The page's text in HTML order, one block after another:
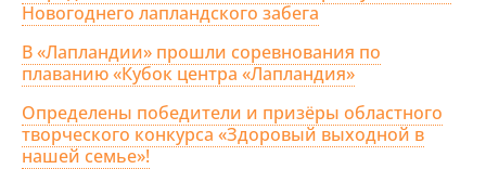
Новогоднего лапландского забега
В «Лапландии» прошли соревнования по
плаванию «Кубок центра «Лапландия»
Определены победители и призёры областного
творческого конкурса «Здоровый выходной в
нашей семье»!